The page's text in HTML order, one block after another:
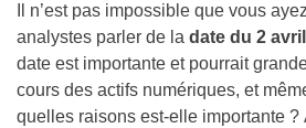
Il n’est pas impossible que vous
analystes parler de la date du 2
date est importante et pourrait
cours des actifs numériques, et
quelles raisons est-elle importante ?